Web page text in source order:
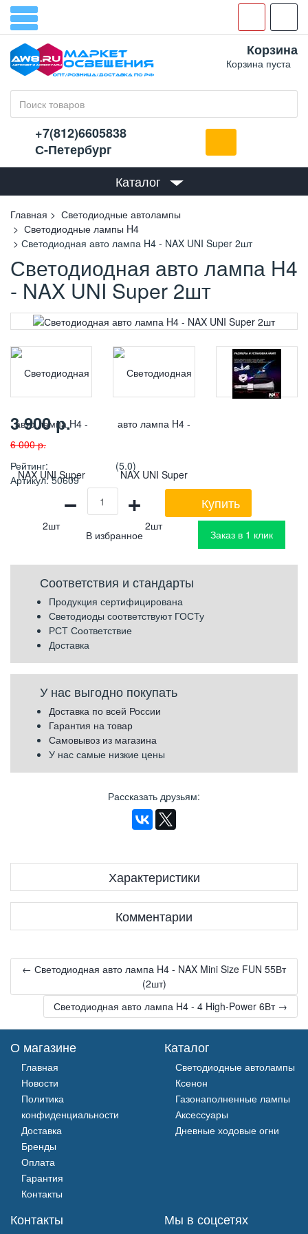
Корзина
Корзина пуста
+7(812)6605838
С-Петербург
Каталог
Главная
Светодиодные автолампы
Светодиодные лампы H4
Светодиодная авто лампа H4 - NAX UNI Super 2шт
Светодиодная авто лампа H4
- NAX UNI Super 2шт
3 900 р.
6 000р.
Рейтинг:
(5.0)
Артикул:50609
− + Купить
Заказ в 1 клик
Соответствия и стандарты
Продукция сертифицирована
Светодиоды соответствуют ГОСТу
РСТ Соответствие
Доставка
У нас выгодно покупать
Доставка по всей России
Гарантия на товар
Самовывоз из магазина
У нас самые низкие цены
Рассказать друзьям:
Характеристики
Комментарии
← Светодиодная авто лампа H4 - NAX Mini Size FUN 55Вт
(2шт)
Светодиодная авто лампа H4 - 4 High-Power 6Вт →
О магазине
Главная
Новости
Политика
конфиденциальности
Доставка
Бренды
Оплата
Гарантия
Контакты
Каталог
Светодиодные автолампы
Ксенон
Газонаполненные лампы
Аксессуары
Дневные ходовые огни
Контакты Мы в соцсетях